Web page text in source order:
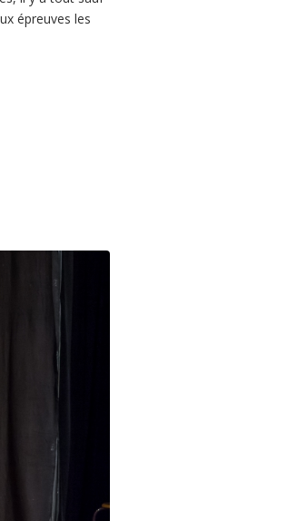
épreuves les